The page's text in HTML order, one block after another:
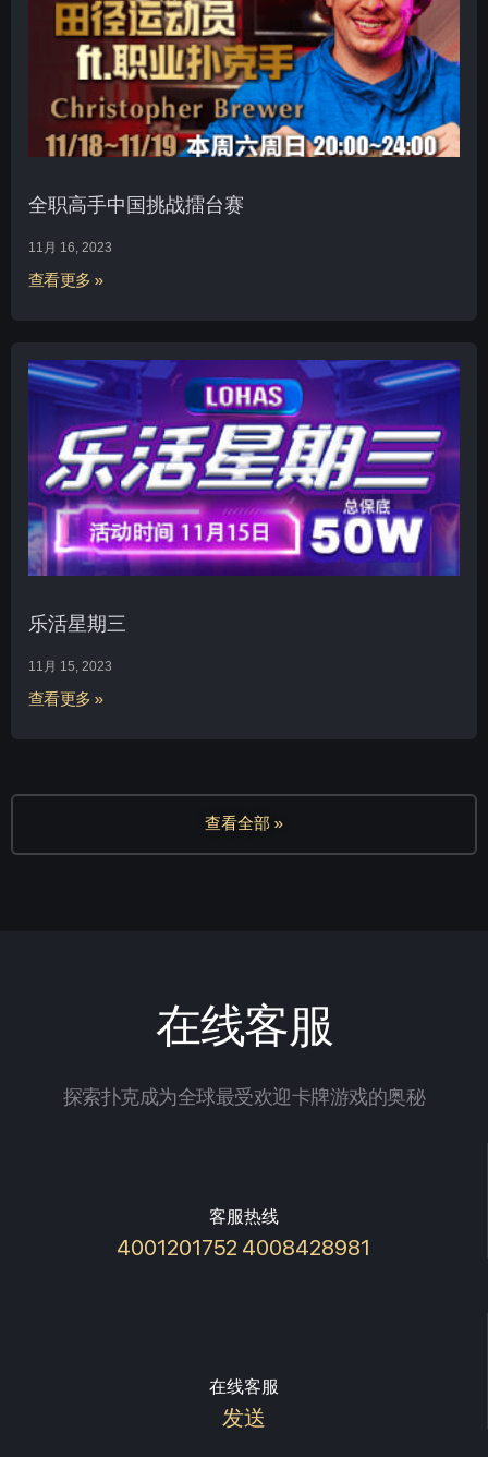
全职高手中国挑战擂台赛
11月 16, 2023
查看更多 »
乐活星期三
11月 15, 2023
查看更多 »
查看全部 »
在线客服
探索扑克成为全球最受欢迎卡牌游戏的奥秘
客服热线
4001201752 4008428981
在线客服
发送